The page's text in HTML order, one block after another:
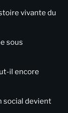
vivante du
sous
il encore
social devient